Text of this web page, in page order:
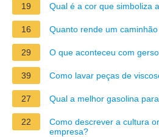
19 Qual é a cor que simboliza
16 Quanto rende um
29 O que aconteceu com
39 Como lavar peças de
27 Qual a melhor gasolina
22
Como descrever a cultura
empresa?